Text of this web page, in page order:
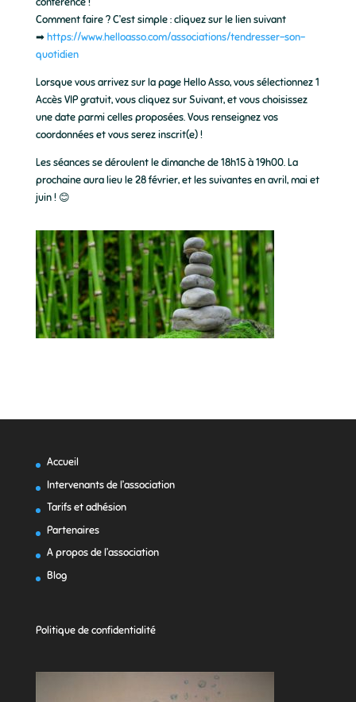
Comment faire ? C’est simple : cliquez sur le lien suivant
➡https://www.helloasso.com/associations/tendresser-son-
quotidien
Lorsque vous arrivez sur la page Hello Asso, vous sélectionnez 1
Accès VIP gratuit, vous cliquez sur Suivant, et vous choisissez
une date parmi celles proposées. Vous renseignez vos
coordonnées et vous serez inscrit(e) !
Les séances se déroulent le dimanche de 18h15 à 19h00. La
prochaine aura lieu le 28 février, et les suivantes en avril, mai et
juin ! 😊
Accueil
Intervenants de l’association
Tarifs et adhésion
Partenaires
A propos de l’association
Blog
Politique de confidentialité